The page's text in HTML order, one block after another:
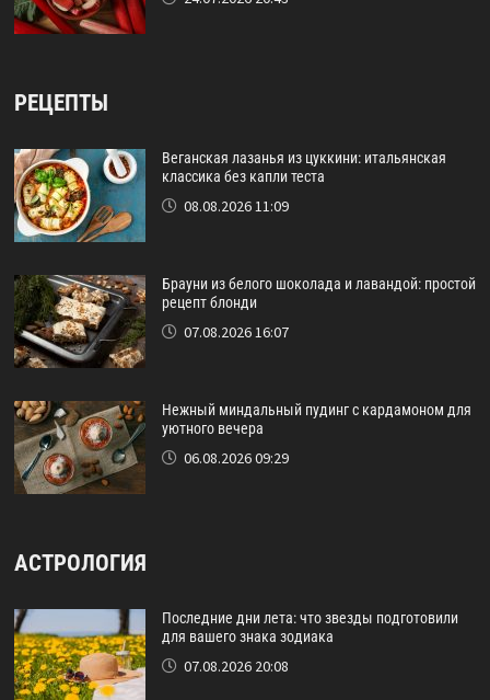
РЕЦЕПТЫ
Веганская лазанья из цуккини: итальянская
классика без капли теста
08.08.2026 11:09
Брауни из белого шоколада и лавандой: простой
рецепт блонди
07.08.2026 16:07
Нежный миндальный пудинг с кардамоном для
уютного вечера
06.08.2026 09:29
АСТРОЛОГИЯ
Последние дни лета: что звезды подготовили
для вашего знака зодиака
07.08.2026 20:08